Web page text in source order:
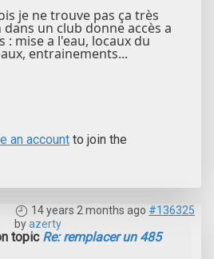
je ne trouve pas ça très
un club donne accès a
: mise a l'eau, locaux du
entrainements...
an account to join the
14 years 2 months ago #136325
byazerty
topic Re: remplacer un 485